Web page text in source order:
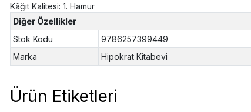
Kâğıt Kalitesi: 1. Hamur
Diğer Özellikler
Stok Kodu
9786257399449
Marka
Hipokrat Kitabevi
Ürün Etiketleri